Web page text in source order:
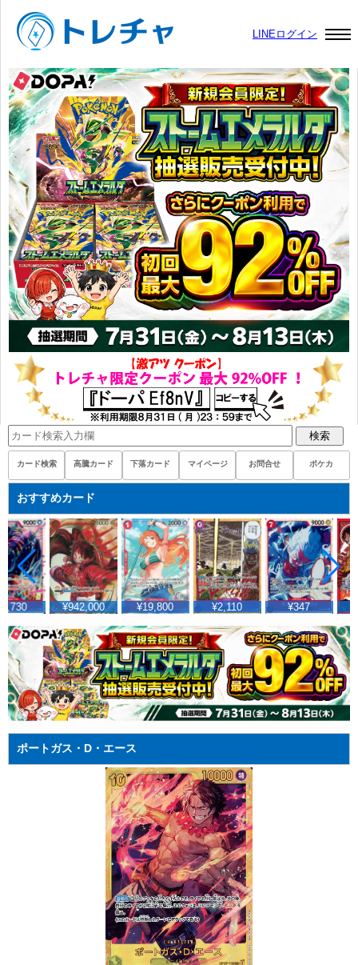
LINEログイン
検索
カード検索 高騰カード 下落カード マイページ お問合せ ポケカ
おすすめカード
¥942,000 ¥19,800 ¥2,110 ¥347
ポートガス・D・エース